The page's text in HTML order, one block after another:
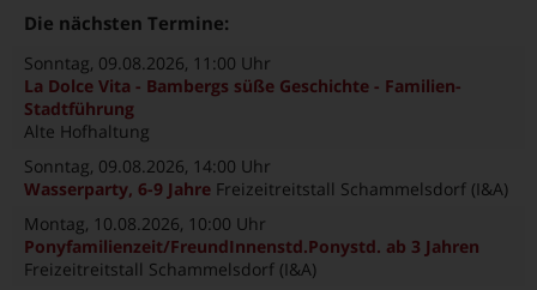
Die nächsten Termine:
Sonntag, 09.08.2026, 11:00 Uhr
La Dolce Vita - Bambergs süße Geschichte - Familien-
Stadtführung
Alte Hofhaltung
Sonntag, 09.08.2026, 14:00 Uhr
Wasserparty, 6-9 Jahre Freizeitreitstall Schammelsdorf (I&A)
Montag, 10.08.2026, 10:00 Uhr
Ponyfamilienzeit/FreundInnenstd.Ponystd. ab 3 Jahren
Freizeitreitstall Schammelsdorf (I&A)